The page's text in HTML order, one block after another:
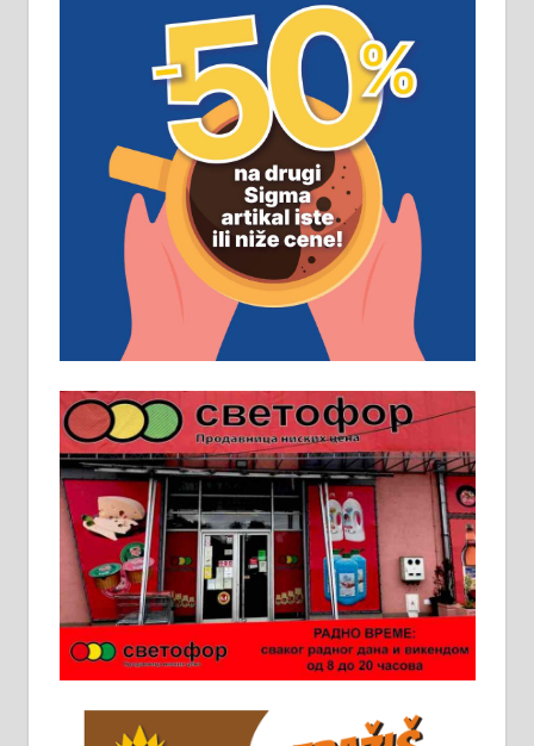
ПОСЛОВНИ ОГЛАСИ
Рудник и флотација Рудник
д.о.о. Рудник запошљава 20
помоћника рудара. Услови:
Основна школа, пожељно радно
искуство на истим и сличним
пословима, али не и неопходан
услов. Обезбеђен смештај,
превоз, исхрана. 032/57-41-122 –
локал 22
у грађевини, хидроизолације и
молерских радова. 061/25-28-058
Ало таксију потребан возач са Б
категоријом. 064/02-85-511
Потребна два радника за рад на
стоваришту „Липа промет” у
Алексинцу. За више
информација доћи лично на
стовариште у улици Максима
8 до 15 часова. 063/465-045